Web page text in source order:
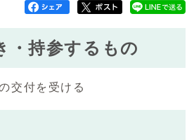
・持参するもの
交付を受ける